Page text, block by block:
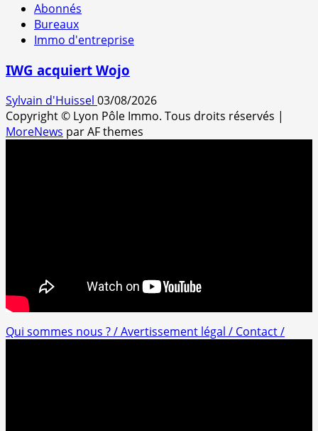
Abonnés
Bureaux
Immo d'entreprise
IWG acquiert Wojo
Sylvain d'Huissel 03/08/2026
Copyright © Lyon Pôle Immo. Tous droits réservés |
MoreNews par AF themes
Qui sommes nous ? /Avertissement légal / Contact /